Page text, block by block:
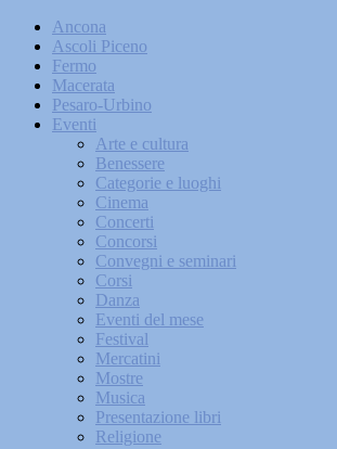
Ancona
Ascoli Piceno
Fermo
Macerata
Pesaro-Urbino
Eventi
Arte e cultura
Benessere
Categorie e luoghi
Cinema
Concerti
Concorsi
Convegni e seminari
Corsi
Danza
Eventi del mese
Festival
Mercatini
Mostre
Musica
Presentazione libri
Religione